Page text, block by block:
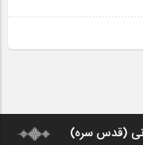
(قدس سره)